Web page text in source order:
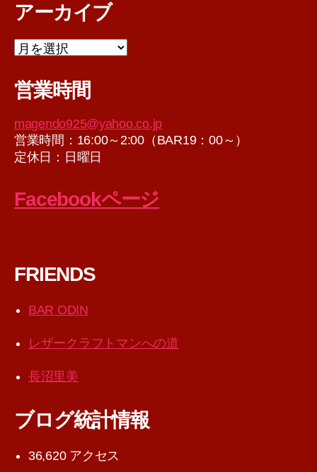
アーカイブ
ア
ー
イ
営業時間
magendo925@yahoo.co.jp
営業時間：16:00～2:00（BAR19：00～）
定休日：日曜日
Facebookページ
FRIENDS
BAR ODIN
レザークラフトマンへの道
長沼里美
ブログ統計情報
36,620 アクセス